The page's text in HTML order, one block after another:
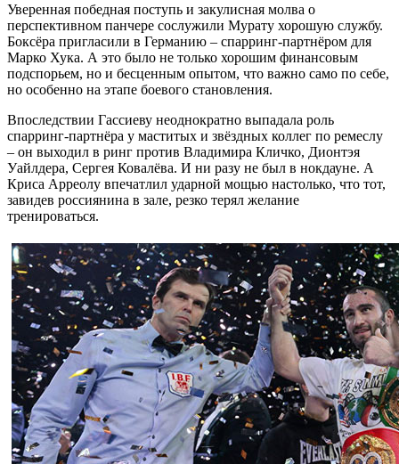
Уверенная победная поступь и закулисная молва о
перспективном панчере сослужили Мурату хорошую службу.
Боксёра пригласили в Германию – спарринг-партнёром для
Марко Хука. А это было не только хорошим финансовым
подспорьем, но и бесценным опытом, что важно само по себе,
но особенно на этапе боевого становления.
Впоследствии Гассиеву неоднократно выпадала роль
спарринг-партнёра у маститых и звёздных коллег по ремеслу
– он выходил в ринг против Владимира Кличко, Дионтэя
Уайлдера, Сергея Ковалёва. И ни разу не был в нокдауне. А
Криса Арреолу впечатлил ударной мощью настолько, что тот,
завидев россиянина в зале, резко терял желание
тренироваться.